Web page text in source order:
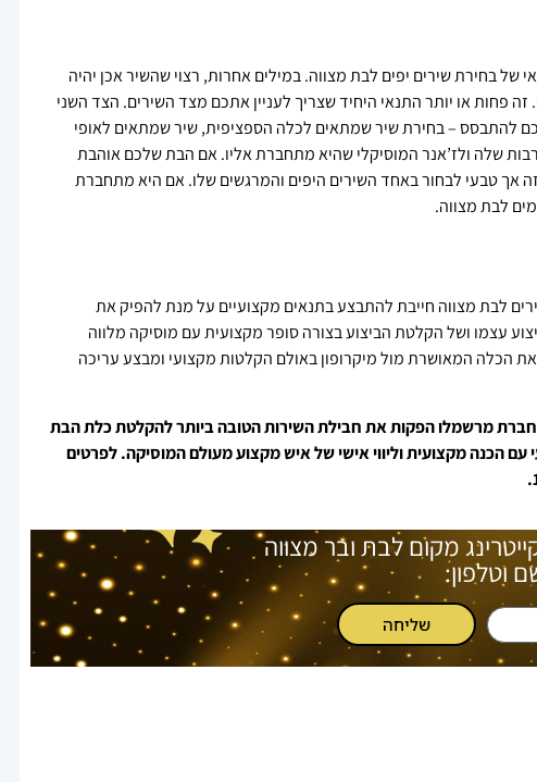
של בחירת שירים יפים לבת מצווה. במילים אחרות, רצוי שהשיר אכן יהיה
פחות או יותר התנאי היחיד שצריך לעניין אתכם מצד השירים. הצד השני
להתבסס – בחירת שיר שמתאים לכלה הספציפית, שיר שמתאים לאופי
שלה ולז’אנר המוסיקלי שהיא מתחברת אליו. אם הבת שלכם אוהבת
זה אך טבעי לבחור באחד השירים היפים והמרגשים שלו. אם היא מתחברת
לבת מצווה.
לבת מצווה חייבת להתבצע בתנאים מקצועיים על מנת להפיק את
עצמו ושל הקלטת הביצוע בצורה סופר מקצועית עם מוסיקה מלווה
הכלה המאושרת מול מיקרופון באולם הקלטות מקצועי ומבצע עריכה
מציעה לכם חברת מרשמלו הפקות את חבילת השירות הטובה ביותר להקלטת כלת הבת
הכנה מקצועית וליווי אישי של איש מקצוע מעולם המוסיקה. לפרטים
מקום לבת ובר מצווה
וטלפון:
שליחה